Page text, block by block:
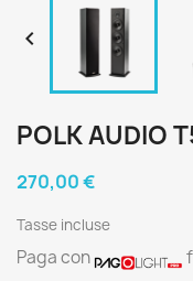

POLK AUDIO
270,00 €
Tasse incluse
Paga con